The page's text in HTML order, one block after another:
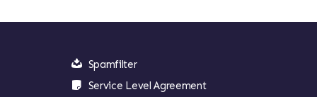
Spamfilter
Service Level Agreement